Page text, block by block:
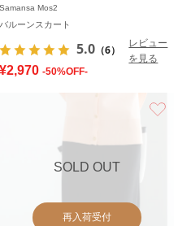
Samansa Mos2
バルーンスカート
5.0 （6）
レビュー
を見る
¥2,970 -50%OFF-
SOLD OUT
再入荷受付